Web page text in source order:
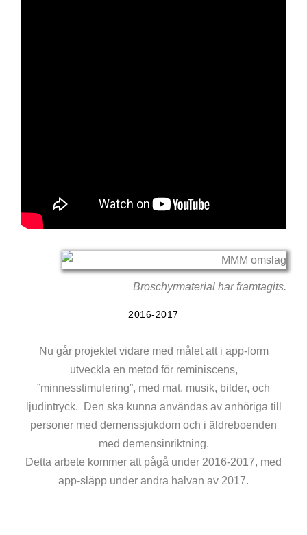
Broschyrmaterial har framtagits.
2016-2017
Nu går projektet vidare med målet att i app-form
utveckla en metod för reminiscens,
”minnesstimulering”, med mat, musik, bilder, och
ljudintryck. Den ska kunna användas av anhöriga till
personer med demenssjukdom och i äldreboenden
med demensinriktning.
Detta arbete kommer att pågå under 2016-2017, med
app-släpp under andra halvan av 2017.